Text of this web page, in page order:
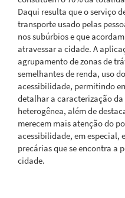
Daqui resulta que o serviço
transporte usado pelas
nos subúrbios e que
atravessar a cidade. A
agrupamento de zonas de
semelhantes de renda, uso
acessibilidade, permitindo
detalhar a caracterização
heterogênea, além de
merecem mais atenção do
acessibilidade, em especial,
precárias que se encontra a
cidade.